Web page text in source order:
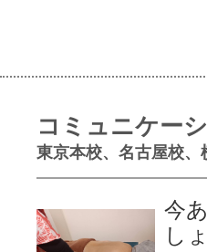
コミュニケー
東京本校、名古屋校、
今
し